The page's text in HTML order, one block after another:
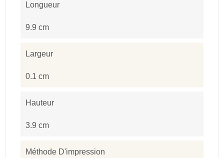
Longueur
9.9 cm
Largeur
0.1 cm
Hauteur
3.9 cm
Méthode D'impression